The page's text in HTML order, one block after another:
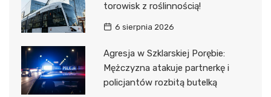
torowisk z roślinnością!
6 sierpnia 2026
Agresja w Szklarskiej Porębie:
Mężczyzna atakuje partnerkę i
policjantów rozbitą butelką